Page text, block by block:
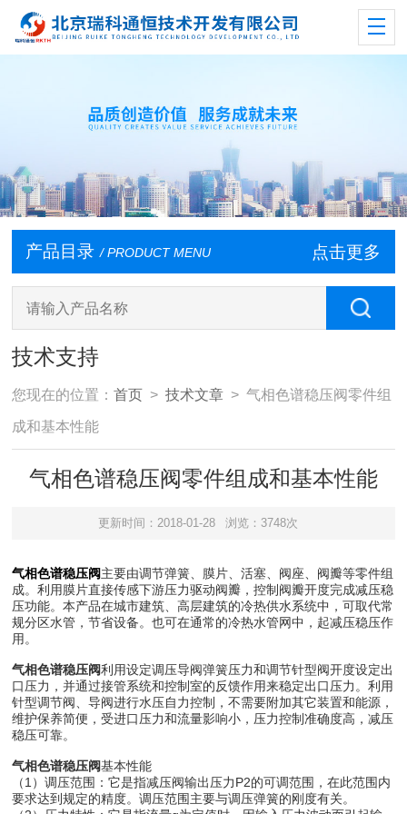
产品目录 / PRODUCT MENU 点击更多
技术支持
您现在的位置：首页 >技术文章 > 气相色谱稳压阀零件组
成和基本性能
气相色谱稳压阀零件组成和基本性能
更新时间：2018-01-28 浏览：3748次
气相色谱稳压阀主要由调节弹簧、膜片、活塞、阀座、阀瓣等零件组
成。利用膜片直接传感下游压力驱动阀瓣，控制阀瓣开度完成减压稳
压功能。本产品在城市建筑、高层建筑的冷热供水系统中，可取代常
规分区水管，节省设备。也可在通常的冷热水管网中，起减压稳压作
用。
气相色谱稳压阀利用设定调压导阀弹簧压力和调节针型阀开度设定出
口压力，并通过接管系统和控制室的反馈作用来稳定出口压力。利用
针型调节阀、导阀进行水压自力控制，不需要附加其它装置和能源，
维护保养简便，受进口压力和流量影响小，压力控制准确度高，减压
稳压可靠。
气相色谱稳压阀基本性能
（1）调压范围：它是指减压阀输出压力P2的可调范围，在此范围内
要求达到规定的精度。调压范围主要与调压弹簧的刚度有关。